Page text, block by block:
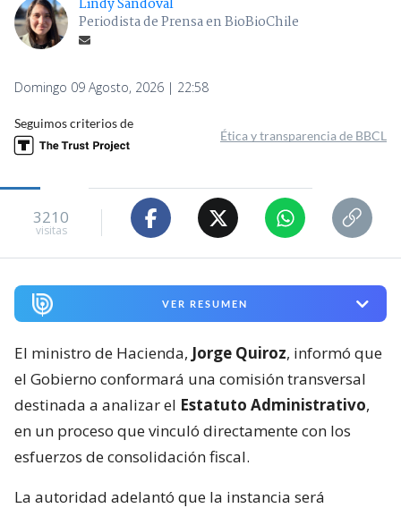
Lindy Sandoval
Periodista de Prensa en BioBioChile
Domingo 09 Agosto, 2026 | 22:58
Seguimos criterios de
Ética y transparencia de BBCL
3210
visitas
VER RESUMEN
El ministro de Hacienda, Jorge Quiroz, informó que
el Gobierno conformará una comisión transversal
destinada a analizar el Estatuto Administrativo,
en un proceso que vinculó directamente con los
esfuerzos de consolidación fiscal.
La autoridad adelantó que la instancia será